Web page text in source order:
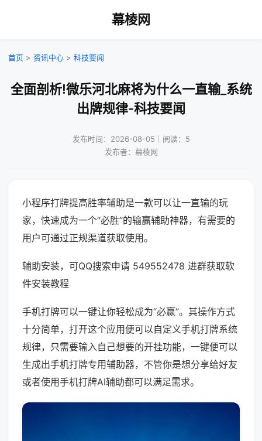
幕棱网
首页 > 资讯中心 > 科技要闻
全面剖析!微乐河北麻将为什么一直输_系统
出牌规律-科技要闻
发布时间：2026-08-05｜阅读：5
发布者：幕棱网
小程序打牌提高胜率辅助是一款可以让一直输的玩
家，快速成为一个“必胜”的输赢辅助神器，有需要的
用户可通过正规渠道获取使用。
辅助安装，可QQ搜索申请 549552478 进群获取软
件安装教程
手机打牌可以一键让你轻松成为“必赢”。其操作方式
十分简单，打开这个应用便可以自定义手机打牌系统
规律，只需要输入自己想要的开挂功能，一键便可以
生成出手机打牌专用辅助器，不管你是想分享给好友
或者使用手机打牌AI辅助都可以满足需求。